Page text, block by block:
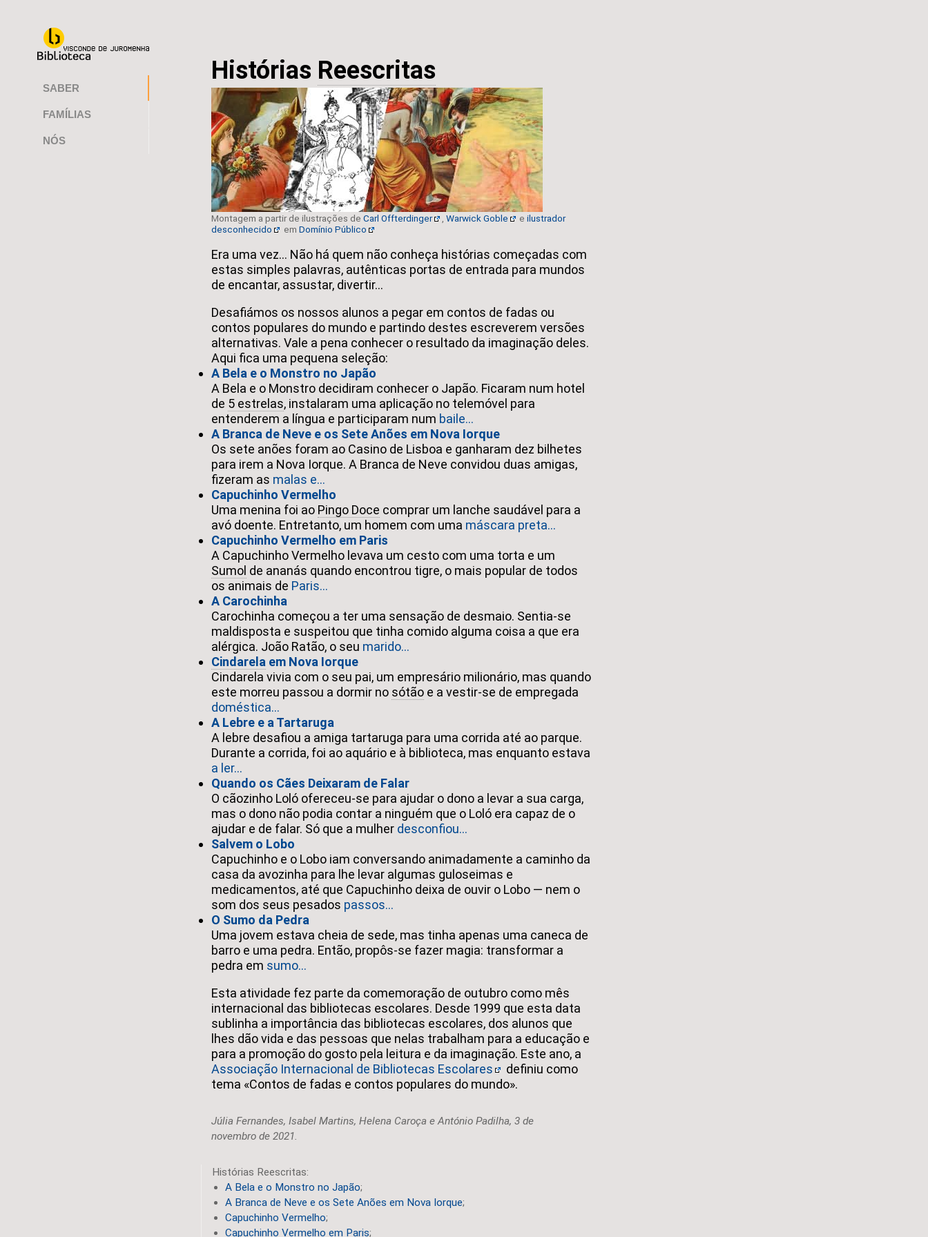
SABER
FAMÍLIAS
NÓS
Histórias Reescritas
Montagem a partir de ilustrações de Carl Offterdinger , Warwick Goble eilustrador
desconhecido
em Domínio Público
Era uma vez... Não há quem não conheça histórias começadas com
estas simples palavras, autênticas portas de entrada para mundos
de encantar, assustar, divertir...
Desafiámos os nossos alunos a pegar em contos de fadas ou
contos populares do mundo e partindo destes escreverem versões
alternativas. Vale a pena conhecer o resultado da imaginação deles.
Aqui fica uma pequena seleção:
A Bela e o Monstro no Japão
A Bela e o Monstro decidiram conhecer o Japão. Ficaram num hotel
de 5 estrelas, instalaram uma aplicação no telemóvel para
entenderem a língua e participaram num baile...
A Branca de Neve e os Sete Anões em Nova Iorque
Os sete anões foram ao Casino de Lisboa e ganharam dez bilhetes
para irem a Nova Iorque. A Branca de Neve convidou duas amigas,
fizeram as malas e...
Capuchinho Vermelho
Uma menina foi ao Pingo Doce comprar um lanche saudável para a
avó doente. Entretanto, um homem com uma máscara preta...
Capuchinho Vermelho em Paris
A Capuchinho Vermelho levava um cesto com uma torta e um
Sumol de ananás quando encontrou tigre, o mais popular de todos
os animais de Paris...
A Carochinha
Carochinha começou a ter uma sensação de desmaio. Sentia-se
maldisposta e suspeitou que tinha comido alguma coisa a que era
alérgica. João Ratão, o seu marido...
Cindarela em Nova Iorque
Cindarela vivia com o seu pai, um empresário milionário, mas quando
este morreu passou a dormir no sótão e a vestir-se de empregada
doméstica...
A Lebre e a Tartaruga
A lebre desafiou a amiga tartaruga para uma corrida até ao parque.
Durante a corrida, foi ao aquário e à biblioteca, mas enquanto estava
a ler...
Quando os Cães Deixaram de Falar
O cãozinho Loló ofereceu-se para ajudar o dono a levar a sua carga,
mas o dono não podia contar a ninguém que o Loló era capaz de o
ajudar e de falar. Só que a mulher desconfiou...
Salvem o Lobo
Capuchinho e o Lobo iam conversando animadamente a caminho da
casa da avozinha para lhe levar algumas guloseimas e
medicamentos, até que Capuchinho deixa de ouvir o Lobo — nem o
som dos seus pesados passos...
O Sumo da Pedra
Uma jovem estava cheia de sede, mas tinha apenas uma caneca de
barro e uma pedra. Então, propôs-se fazer magia: transformar a
pedra em sumo...
Esta atividade fez parte da comemoração de outubro como mês
internacional das bibliotecas escolares. Desde 1999 que esta data
sublinha a importância das bibliotecas escolares, dos alunos que
lhes dão vida e das pessoas que nelas trabalham para a educação e
para a promoção do gosto pela leitura e da imaginação. Este ano, a
Associação Internacional de Bibliotecas Escolares
definiu como
tema «Contos de fadas e contos populares do mundo».
Júlia Fernandes, Isabel Martins, Helena Caroça e António Padilha, 3 de
novembro de 2021.
Histórias Reescritas:
A Bela e o Monstro no Japão;
A Branca de Neve e os Sete Anões em Nova Iorque;
Capuchinho Vermelho;
Capuchinho Vermelho em Paris;